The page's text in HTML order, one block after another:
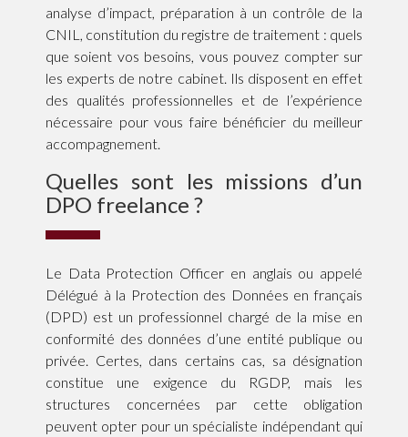
analyse d’impact, préparation à un contrôle de la
CNIL, constitution du registre de traitement : quels
que soient vos besoins, vous pouvez compter sur
les experts de notre cabinet. Ils disposent en effet
des qualités professionnelles et de l’expérience
nécessaire pour vous faire bénéficier du meilleur
accompagnement.
Quelles sont les missions d’un
DPO freelance ?
Le Data Protection Officer en anglais ou appelé
Délégué à la Protection des Données en français
(DPD) est un professionnel chargé de la mise en
conformité des données d’une entité publique ou
privée. Certes, dans certains cas, sa désignation
constitue une exigence du RGDP, mais les
structures concernées par cette obligation
peuvent opter pour un spécialiste indépendant qui